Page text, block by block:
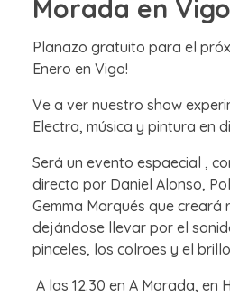
Morada en Vigo
Planazo gratuito para el
Enero en Vigo!
Ve a ver nuestro show
Electra, música y pintura en
Será un evento espaecial ,
directo por Daniel Alonso,
Gemma Marqués que creará
dejándose llevar por el
pinceles, los colroes y el
A las 12.30 en A Morada, en